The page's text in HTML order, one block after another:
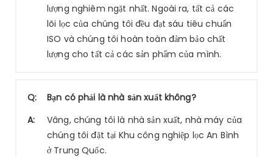
lượng nghiêm ngặt nhất. Ngoài ra, tất cả các
lõi lọc của chúng tôi đều đạt sáu tiêu chuẩn
ISO và chúng tôi hoàn toàn đảm bảo chất
lượng cho tất cả các sản phẩm của mình.
Q:
Bạn có phải là nhà sản xuất không?
A:
Vâng, chúng tôi là nhà sản xuất, nhà máy của
chúng tôi đặt tại Khu công nghiệp lọc An Bình
ở Trung Quốc.